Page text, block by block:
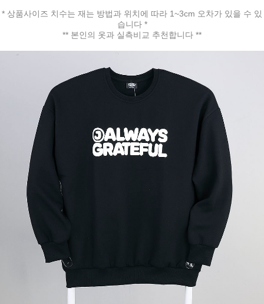
* 상품사이즈 치수는 재는 방법과 위치에 따라 1~3cm 오차가 있을 수 있
습니다 *
** 본인의 옷과 실측비교 추천합니다 **